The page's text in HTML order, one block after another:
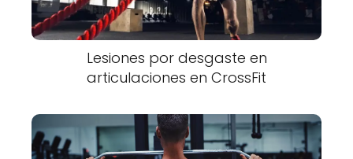
Lesiones por desgaste en
articulaciones en CrossFit